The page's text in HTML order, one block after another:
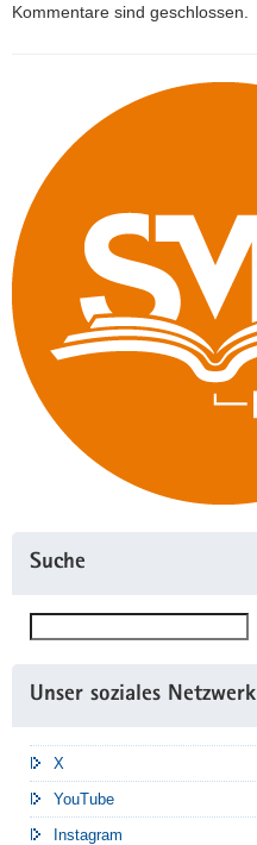
Kommentare sind geschlossen.
Suche
Unser soziales Netzwerk
X
YouTube
Instagram